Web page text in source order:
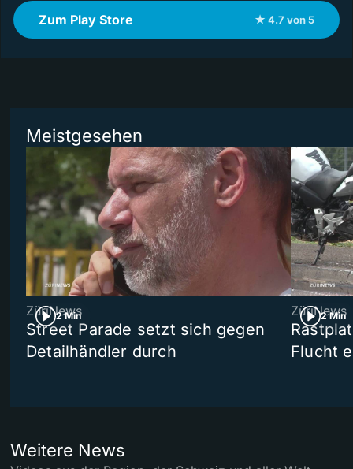
Zum Play Store ★ 4.7 von 5
Meistgesehen
2 Min
ZüriNews
Street Parade setzt sich gegen
Detailhändler durch
2 Min
ZüriNews
Flucht
Weitere News